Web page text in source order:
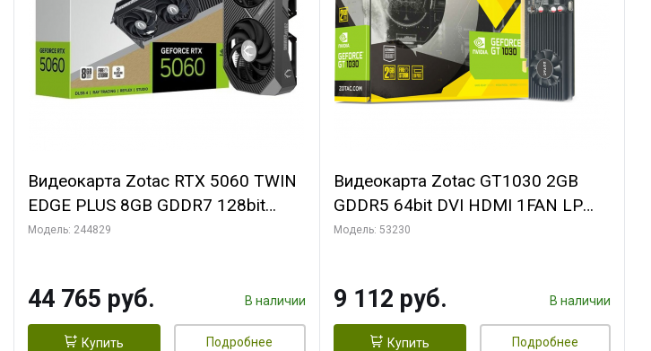
Видеокарта Zotac RTX 5060 TWIN
EDGE PLUS 8GB GDDR7 128bit
3xDP HDMI 2FAN MEDIUM PACK
Модель: 244829
44 765 руб. В наличии
Купить Подробнее
Видеокарта Zotac GT1030 2GB
GDDR5 64bit DVI HDMI 1FAN LP
RTL
Модель: 53230
9 112 руб. В наличии
Купить Подробнее